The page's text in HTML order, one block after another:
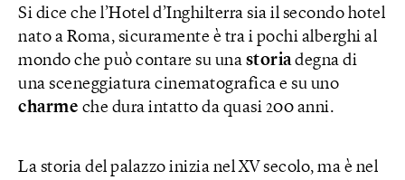
Si dice che l’Hotel d’Inghilterra sia il secondo hotel
nato a Roma, sicuramente è tra i pochi alberghi al
mondo che può contare su una storiadegna di
una sceneggiatura cinematografica e su uno
charme che dura intatto da quasi 200 anni.
La storia del palazzo inizia nel XV secolo, ma è nel